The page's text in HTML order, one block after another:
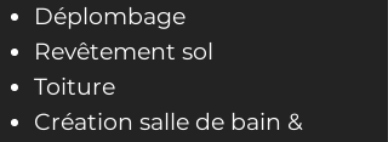
Déplombage
Revêtement sol
Toiture
Création salle de bain &